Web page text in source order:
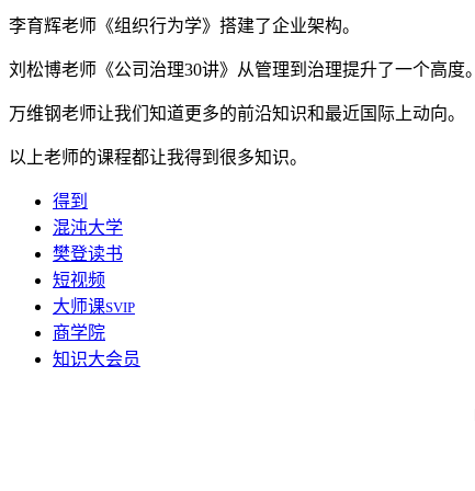
李育辉老师《组织行为学》搭建了企业架构。
刘松博老师《公司治理30讲》从管理到治理提升了一个高度。
万维钢老师让我们知道更多的前沿知识和最近国际上动向。
以上老师的课程都让我得到很多知识。
得到
混沌大学
樊登读书
短视频
大师课SVIP
商学院
知识大会员